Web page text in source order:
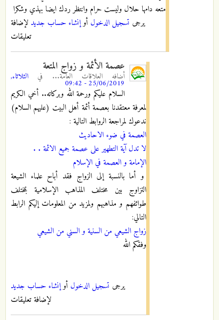
متعه دامها حلال وليست حرام وانتظر ردك ايضا بهذي وشكرا
يرجى تسجيل الدخول أوإنشاء حساب جديد لإضافة
تعليقات
عصمة الأئمة و زواج المتعة
أضافهالعلاقات العامة... في الثلاثاء,
25/06/2019 - 09:42
السلام عليكم ورحمة الله وبركاته.. أخي الكريم
لمعرفة معتقدنا بعصمة أئمة أهل البيت (عليهم السلام)
ندعوك لمراجعة الروابط التالية :
العصمة في ضوء الاحاديث
لا تدل آية التطهير على عصمة جميع الائمة . .
الإمامة و العصمة في الإسلام
و أما بالنسبة إلى الزواج فقد أباح علماء الشيعة
التزاوج بين مختلف المذاهب الإسلامية بمختلف
طوائفهم و مذاهبهم ولمزيد من المعلومات إليكم الرابط
التالي:
زواج الشيعي من السنية و السني من الشيعي
وفقكم الله
يرجى تسجيل الدخول أوإنشاء حساب جديد
لإضافة تعليقات